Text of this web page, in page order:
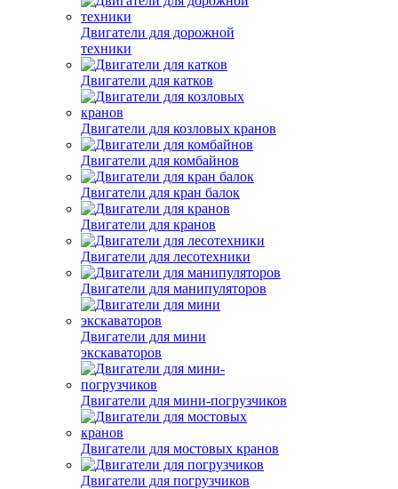
Двигатели для дорожной
техники
Двигатели для катков
Двигатели для козловых кранов
Двигатели для комбайнов
Двигатели для кран балок
Двигатели для кранов
Двигатели для лесотехники
Двигатели для манипуляторов
Двигатели для мини
экскаваторов
Двигатели для мини-погрузчиков
Двигатели для мостовых кранов
Двигатели для погрузчиков